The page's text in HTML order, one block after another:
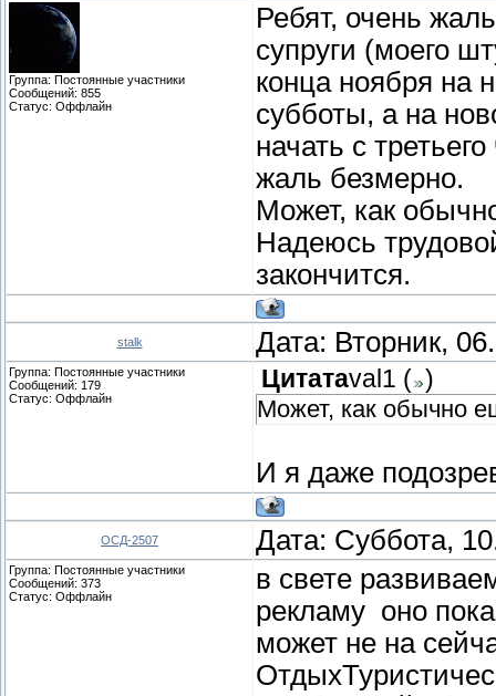
Группа: Постоянные участники
Сообщений: 855
Статус: Оффлайн
Ребят, очень
супруги (моего
конца ноября на
субботы, а на
начать с
жаль безмерно.
Может, как
Надеюсь
закончится.
stalk Дата: Вторник,
Группа: Постоянные участники
Сообщений: 179
Статус: Оффлайн
Цитатаval1 ( )
Может, как обычно
И я даже
ОСД-2507 Дата: Суббота,
Группа: Постоянные участники
Сообщений: 373
Статус: Оффлайн
в свете
рекламу оно
может не на